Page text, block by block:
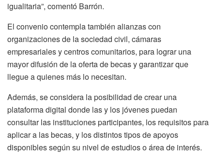
igualitaria”, comentó Barrón.
El convenio contempla también alianzas con
organizaciones de la sociedad civil, cámaras
empresariales y centros comunitarios, para lograr una
mayor difusión de la oferta de becas y garantizar que
llegue a quienes más lo necesitan.
Además, se considera la posibilidad de crear una
plataforma digital donde las y los jóvenes puedan
consultar las instituciones participantes, los requisitos para
aplicar a las becas, y los distintos tipos de apoyos
disponibles según su nivel de estudios o área de interés.